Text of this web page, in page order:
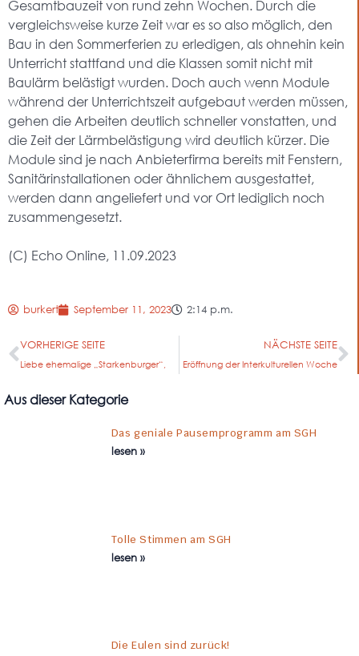
Gesamtbauzeit von rund zehn Wochen. Durch die
vergleichsweise kurze Zeit war es so also möglich, den
Bau in den Sommerferien zu erledigen, als ohnehin kein
Unterricht stattfand und die Klassen somit nicht mit
Baulärm belästigt wurden. Doch auch wenn Module
während der Unterrichtszeit aufgebaut werden müssen,
gehen die Arbeiten deutlich schneller vonstatten, und
die Zeit der Lärmbelästigung wird deutlich kürzer. Die
Module sind je nach Anbieterfirma bereits mit Fenstern,
Sanitärinstallationen oder ähnlichem ausgestattet,
werden dann angeliefert und vor Ort lediglich noch
zusammengesetzt.
(C) Echo Online, 11.09.2023
burkert September 11, 2023 2:14 p.m.
VORHERIGE SEITE
Liebe ehemalige „Starkenburger“,
NÄCHSTE SEITE
Eröffnung der Interkulturellen Woche
Aus dieser Kategorie
Das geniale Pausemprogramm am SGH
lesen »
Tolle Stimmen am SGH
lesen »
Die Eulen sind zurück!